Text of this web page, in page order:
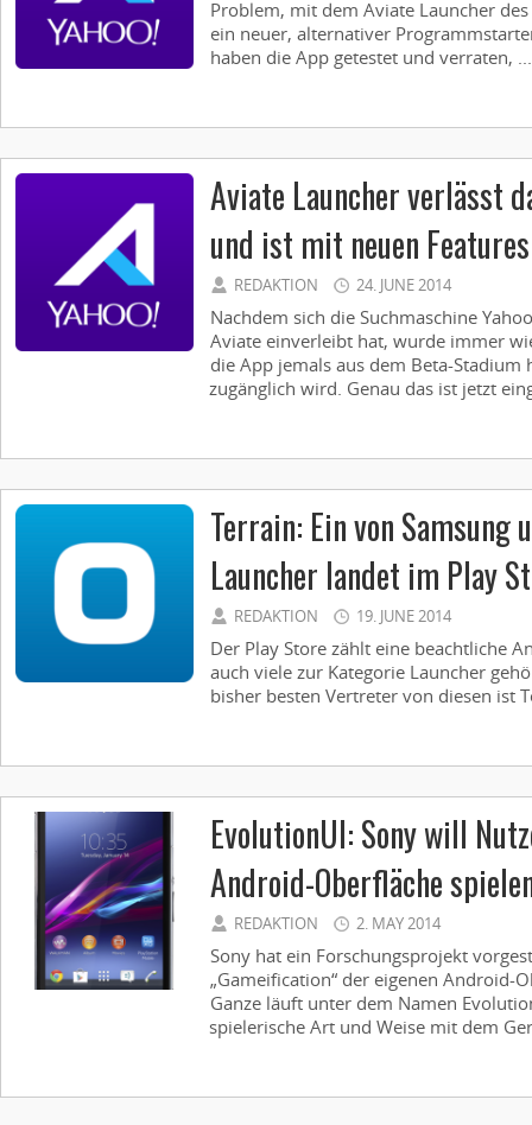
Problem, mit dem Aviate Launcher
ein neuer, alternativer
haben die App getestet und verraten, ...
Aviate Launcher verlässt
und ist mit neuen
REDAKTION 24. JUNE 2014
Nachdem sich die Suchmaschine
Aviate einverleibt hat, wurde immer
die App jemals aus dem Beta-
zugänglich wird. Genau das ist jetzt
Terrain: Ein von
Launcher landet im Play
REDAKTION 19. JUNE 2014
Der Play Store zählt eine beachtliche
auch viele zur Kategorie Launcher
bisher besten Vertreter von diesen ist
EvolutionUI: Sony will
Android-Oberfläche
REDAKTION 2. MAY 2014
Sony hat ein Forschungsprojekt
„Gameification“ der eigenen Android-
Ganze läuft unter dem Namen
spielerische Art und Weise mit dem